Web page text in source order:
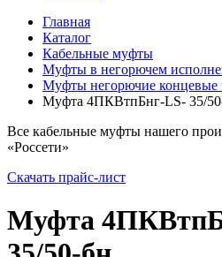
Главная
Каталог
Кабельные муфты
Муфты в негорючем
Муфты негорючие концевые
Муфта 4ПКВтпБнг-LS- 35/
Все кабельные муфты нашего
«Россети»
Скачать прайс-лист
Муфта